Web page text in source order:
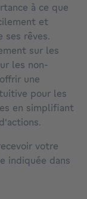
à ce que
et
ses rêves.
sur les
les non-
une
pour les
en simplifiant
votre
indiquée dans